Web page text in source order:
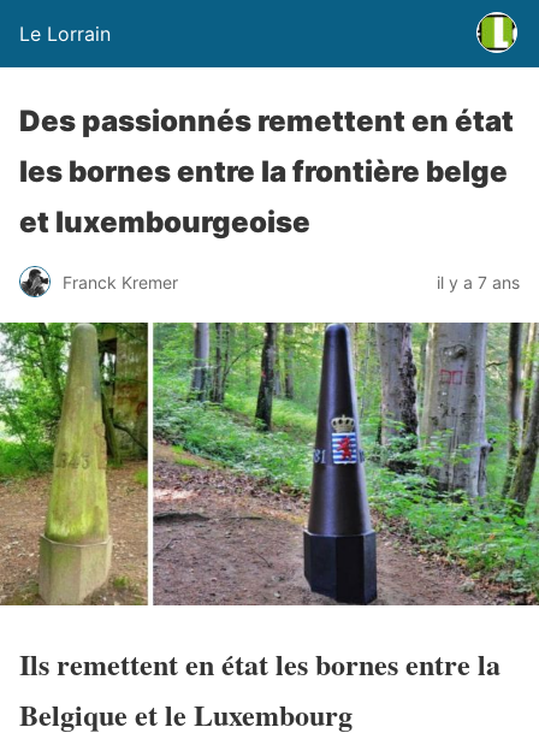
Le Lorrain
Des passionnés remettent en état
les bornes entre la frontière belge
et luxembourgeoise
Franck Kremer il y a 7 ans
Ils remettent en état les bornes entre la
Belgique et le Luxembourg